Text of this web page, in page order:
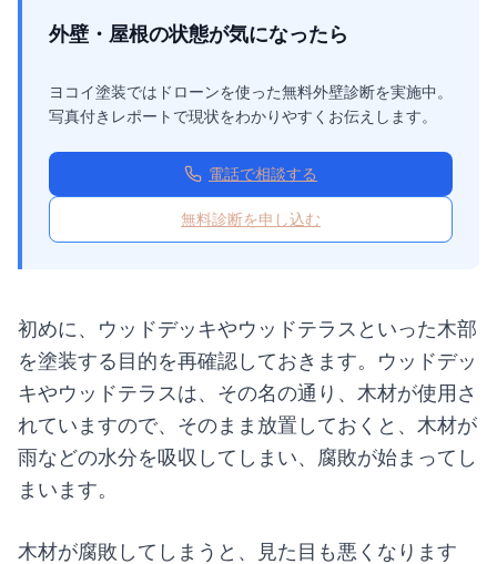
外壁・屋根の状態が気になったら
ヨコイ塗装ではドローンを使った無料外壁診断を実施中。
写真付きレポートで現状をわかりやすくお伝えします。
電話で相談する
無料診断を申し込む
初めに、ウッドデッキやウッドテラスといった木部
を塗装する目的を再確認しておきます。ウッドデッ
キやウッドテラスは、その名の通り、木材が使用さ
れていますので、そのまま放置しておくと、木材が
雨などの水分を吸収してしまい、腐敗が始まってし
まいます。
木材が腐敗してしまうと、見た目も悪くなります